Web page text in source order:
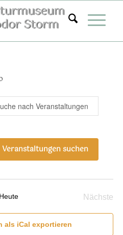
Veranstaltungen suchen
Heute
Nächste
als iCal exportieren